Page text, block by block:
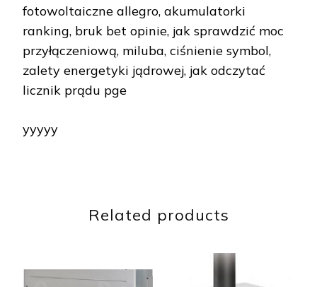
fotowoltaiczne allegro, akumulatorki
ranking, bruk bet opinie, jak sprawdzić moc
przyłączeniową, miluba, ciśnienie symbol,
zalety energetyki jądrowej, jak odczytać
licznik prądu pge
yyyyy
Related products